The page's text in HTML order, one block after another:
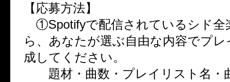
【応募方法】
①Spotifyで配信されているシド全
ら、あなたが選ぶ自由な内容でプ
成してください。
題材・曲数・プレイリスト名・